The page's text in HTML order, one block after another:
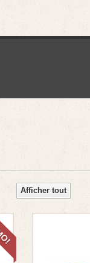
Afficher tout